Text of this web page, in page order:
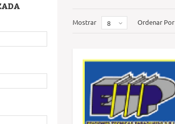
Mostrar 8 Ordenar Por